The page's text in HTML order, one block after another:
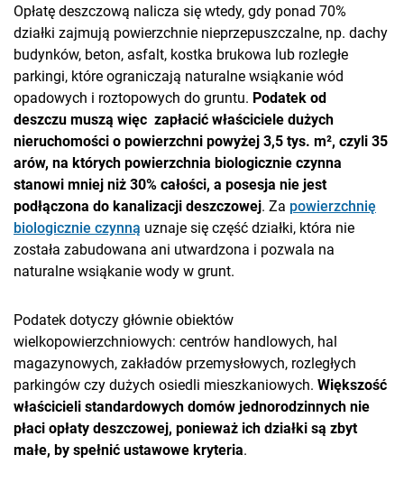
Opłatę deszczową nalicza się wtedy, gdy ponad 70%
działki zajmują powierzchnie nieprzepuszczalne, np. dachy
budynków, beton, asfalt, kostka brukowa lub rozległe
parkingi, które ograniczają naturalne wsiąkanie wód
opadowych i roztopowych do gruntu. Podatek od
deszczu muszą więc zapłacić właściciele dużych
nieruchomości o powierzchni powyżej 3,5 tys. m², czyli 35
arów, na których powierzchnia biologicznie czynna
stanowi mniej niż 30% całości, a posesja nie jest
podłączona do kanalizacji deszczowej. Za powierzchnię
biologicznie czynną uznaje się część działki, która nie
została zabudowana ani utwardzona i pozwala na
naturalne wsiąkanie wody w grunt.
Podatek dotyczy głównie obiektów
wielkopowierzchniowych: centrów handlowych, hal
magazynowych, zakładów przemysłowych, rozległych
parkingów czy dużych osiedli mieszkaniowych. Większość
właścicieli standardowych domów jednorodzinnych nie
płaci opłaty deszczowej, ponieważ ich działki są zbyt
małe, by spełnić ustawowe kryteria.